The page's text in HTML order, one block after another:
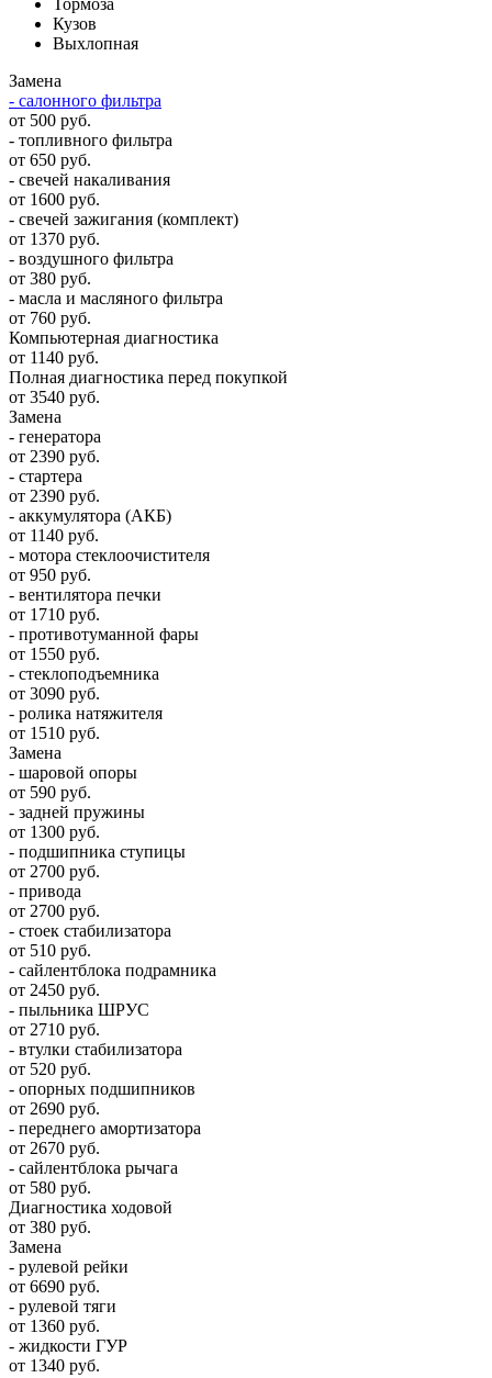
Кузов
Выхлопная
Замена
- салонного фильтра
от 500 руб.
- топливного фильтра
от 650 руб.
- свечей накаливания
от 1600 руб.
- свечей зажигания (комплект)
от 1370 руб.
- воздушного фильтра
от 380 руб.
- масла и масляного фильтра
от 760 руб.
Компьютерная диагностика
от 1140 руб.
Полная диагностика перед покупкой
от 3540 руб.
Замена
- генератора
от 2390 руб.
- стартера
от 2390 руб.
- аккумулятора (АКБ)
от 1140 руб.
- мотора стеклоочистителя
от 950 руб.
- вентилятора печки
от 1710 руб.
- противотуманной фары
от 1550 руб.
- стеклоподъемника
от 3090 руб.
- ролика натяжителя
от 1510 руб.
Замена
- шаровой опоры
от 590 руб.
- задней пружины
от 1300 руб.
- подшипника ступицы
от 2700 руб.
- привода
от 2700 руб.
- стоек стабилизатора
от 510 руб.
- сайлентблока подрамника
от 2450 руб.
- пыльника ШРУС
от 2710 руб.
- втулки стабилизатора
от 520 руб.
- опорных подшипников
от 2690 руб.
- переднего амортизатора
от 2670 руб.
- сайлентблока рычага
от 580 руб.
Диагностика ходовой
от 380 руб.
Замена
- рулевой рейки
от 6690 руб.
- рулевой тяги
от 1360 руб.
- жидкости ГУР
от 1340 руб.